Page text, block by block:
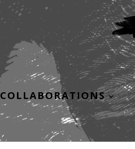
COLLABORATIONS